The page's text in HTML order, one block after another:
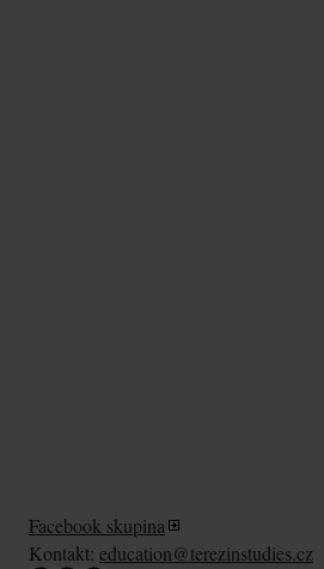
Facebook skupina
Kontakt: education@terezinstudies.cz